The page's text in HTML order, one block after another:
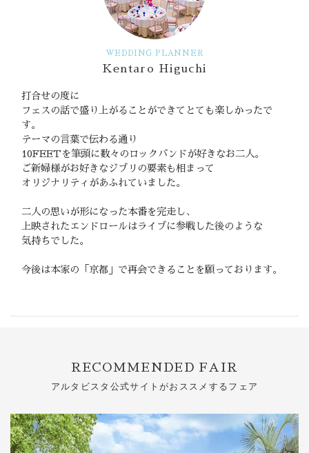
WEDDING PLANNER
Kentaro Higuchi
打合せの度に
フェスの話で盛り上がることができてとても楽しかったで
す。
テーマの言葉で伝わる通り
10FEETを筆頭に数々のロックバンドが好きなお二人。
ご新婦様がお好きなジブリの要素も相まって
オリジナリティがあふれていました。
二人の思いが形になった本番を完走し、
上映されたエンドロールはライブに参戦した後のような
気持ちでした。
今後は本家の「京都」で再会できることを願っております。
RECOMMENDED FAIR
アルタビスタ公式サイトがおススメするフェア